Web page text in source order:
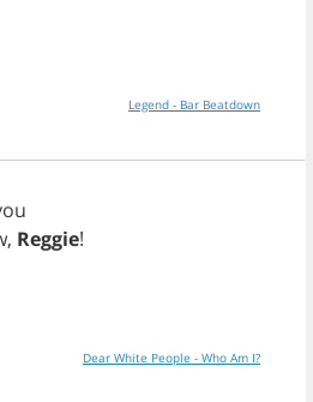
Legend - Bar Beatdown
, Reggie!
Dear White People - Who Am I?